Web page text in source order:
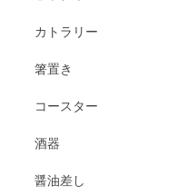
カトラリー
箸置き
コースター
酒器
醤油差し